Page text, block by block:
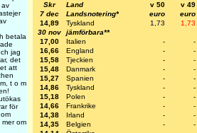
av
betala
jag
det
att
t o m
för
mer om
Skr
Land v 50
v 49
7 dec
Landsnotering* euro
euro
14,89
Tyskland 1,73
1,73
30 nov
jämförbara**
17,00
Italien -
-
16,66
England -
-
15,58
Tjeckien -
-
15,48
Danmark -
-
15,27
Spanien -
-
14,86
Tyskland -
-
15,18
Polen -
-
14,66
Frankrike -
-
14,38
Irland -
-
14,35
Belgien -
-